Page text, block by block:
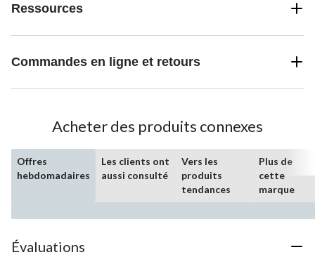
Ressources
Commandes en ligne et retours
Acheter des produits connexes
Offres
hebdomadaires
Les clients ont
aussi consulté
Vers les
produits
tendances
Plus de
cette
marque
Évaluations